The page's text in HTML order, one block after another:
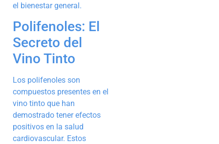
el bienestar general.
Polifenoles: El
Secreto del
Vino Tinto
Los polifenoles son
compuestos presentes en el
vino tinto que han
demostrado tener efectos
positivos en la salud
cardiovascular. Estos